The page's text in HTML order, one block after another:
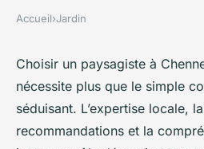
Top 5 critères
sélectionner un
chennevières-
Accueil›Jardin
Choisir un paysagiste à
nécessite plus que le simple
séduisant. L’expertise locale,
recommandations et la